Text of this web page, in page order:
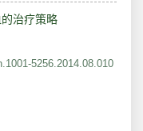
治疗策略
5256.2014.08.010